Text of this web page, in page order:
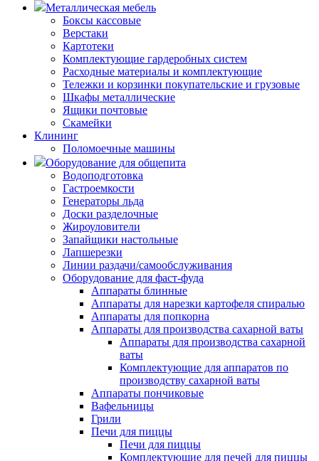
Металлическая мебель
Боксы кассовые
Верстаки
Картотеки
Комплектующие гардеробных систем
Расходные материалы и комплектующие
Тележки и корзинки покупательские и грузовые
Шкафы металлические
Ящики почтовые
Скамейки
Клининг
Поломоечные машины
Оборудование для общепита
Водоподготовка
Гастроемкости
Генераторы льда
Доски разделочные
Жироуловители
Запайщики настольные
Лапшерезки
Линии раздачи/самообслуживания
Оборудование для фаст-фуда
Аппараты блинные
Аппараты для нарезки картофеля спиралью
Аппараты для попкорна
Аппараты для производства сахарной ваты
Аппараты для производства сахарной
ваты
Комплектующие для аппаратов по
производству сахарной ваты
Аппараты пончиковые
Вафельницы
Грили
Печи для пиццы
Печи для пиццы
Комплектующие для печей для пиццы